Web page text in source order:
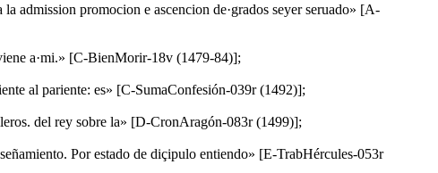
admission promocion e ascencion de·grados seyer seruado» [A-
a·mi.» [C-BienMorir-18v (1479-84)];
al pariente: es» [C-SumaConfesión-039r (1492)];
del rey sobre la» [D-CronAragón-083r (1499)];
Por estado de diçipulo entiendo» [E-TrabHércules-053r